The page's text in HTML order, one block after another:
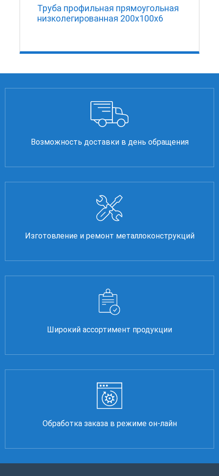
Труба профильная прямоугольная
низколегированная 200х100х6
Возможность доставки в день обращения
Изготовление и ремонт металлоконструкций
Широкий ассортимент продукции
Обработка заказа в режиме он-лайн